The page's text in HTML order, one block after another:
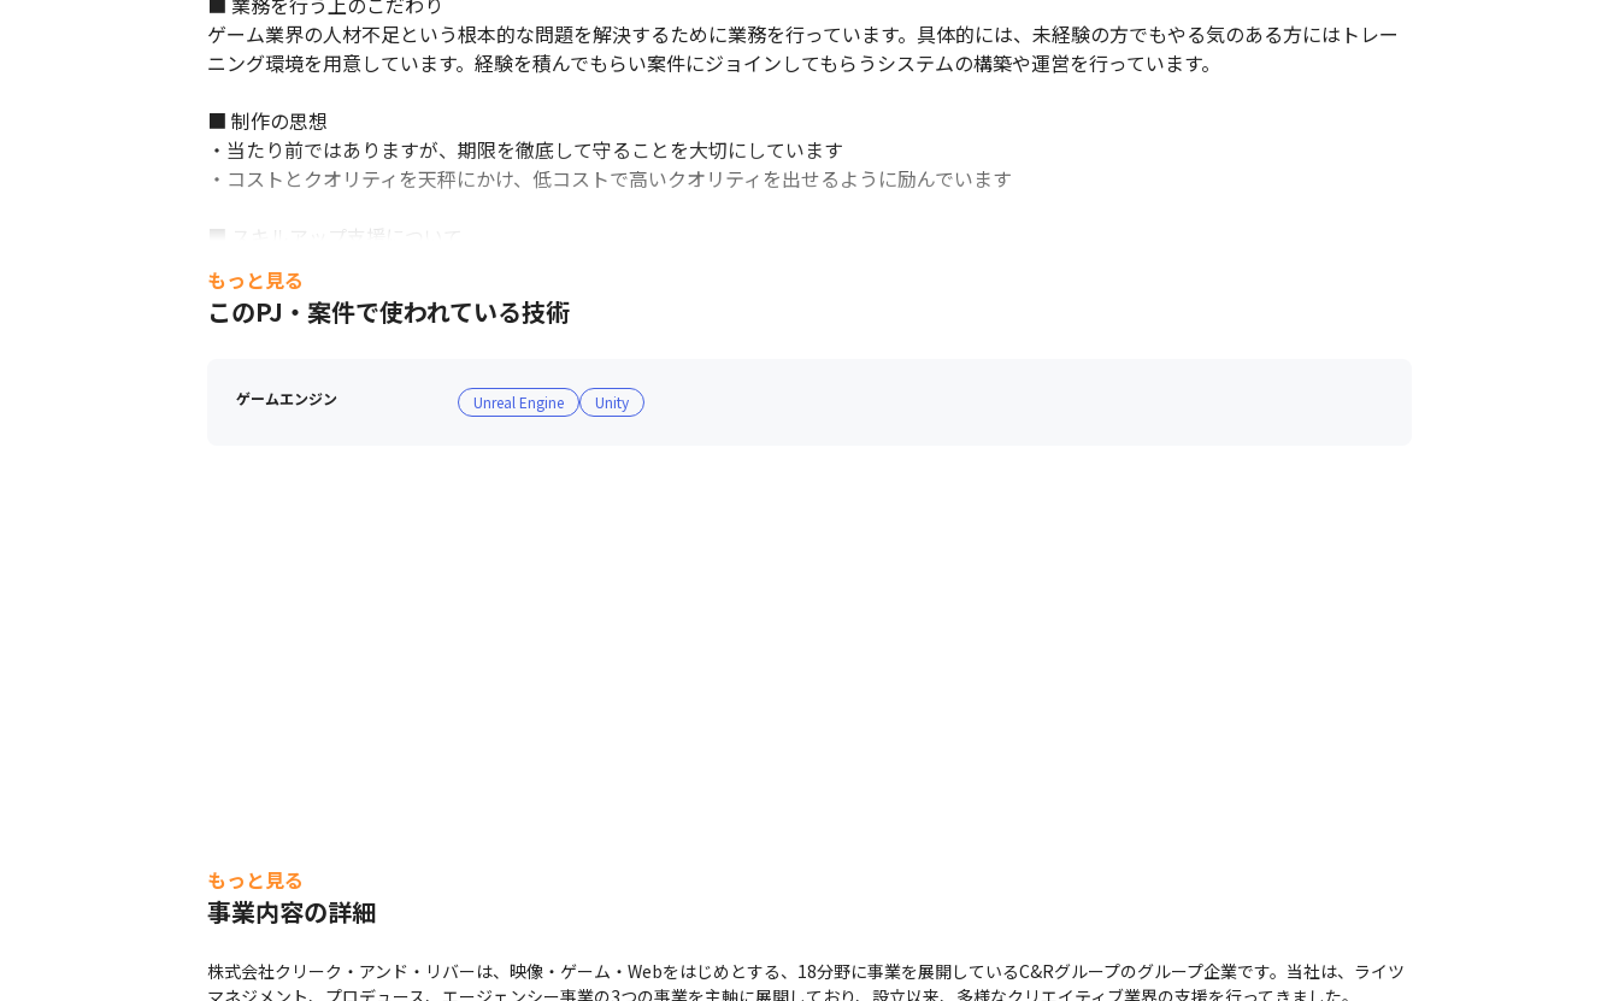
ゲーム業界の人材不足という根本的な問題を解決するために業務を行っています。具体的には、未経験の方でもやる気のある方にはトレー
ニング環境を用意しています。経験を積んでもらい案件にジョインしてもらうシステムの構築や運営を行っています。
■ 制作の思想
・当たり前ではありますが、期限を徹底して守ることを大切にしています
・コストとクオリティを天秤にかけ、低コストで高いクオリティを出せるように励んでいます
■ スキルアップ支援について
・事業として展開している、『クリエイティブアカデミー』の講座を利用することが可能です
・上長やマネージャーと2カ月に一度1on1を行い、振り返りや目標設定、現在のモチベーションについて話します
・開催頻度はチームによって異なりますが、月に1回程度メンバーが主体的に勉強会を開催しています
＜クリエイティブアカデミーについて＞
もっと見る
このPJ・案件で使われている技術
ゲームエンジン Unreal Engine Unity
もっと見る
事業内容の詳細
株式会社クリーク・アンド・リバーは、映像・ゲーム・Webをはじめとする、18分野に事業を展開しているC&Rグループのグループ企業です。当社は、ライツ
マネジメント、プロデュース、エージェンシー事業の3つの事業を主軸に展開しており、設立以来、多様なクリエイティブ業界の支援を行ってきました。